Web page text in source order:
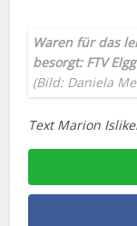
Waren für das
besorgt: FTV
(Bild: Daniela
Text Marion